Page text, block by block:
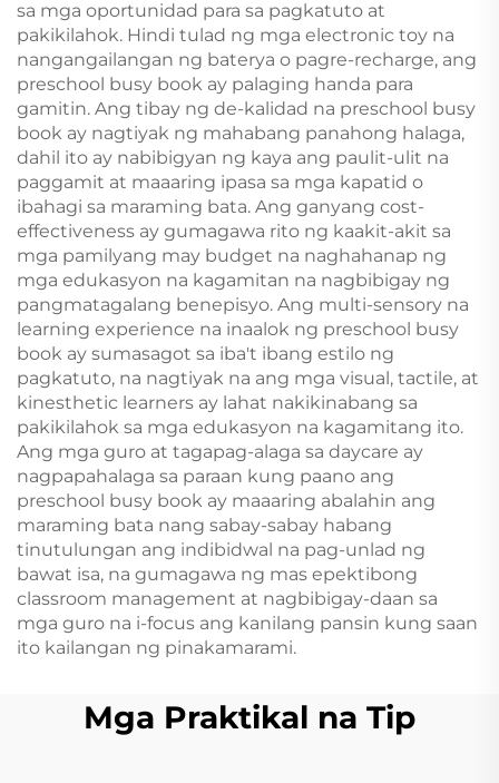
sa mga oportunidad para sa pagkatuto at
pakikilahok. Hindi tulad ng mga electronic toy na
nangangailangan ng baterya o pagre-recharge, ang
preschool busy book ay palaging handa para
gamitin. Ang tibay ng de-kalidad na preschool busy
book ay nagtiyak ng mahabang panahong halaga,
dahil ito ay nabibigyan ng kaya ang paulit-ulit na
paggamit at maaaring ipasa sa mga kapatid o
ibahagi sa maraming bata. Ang ganyang cost-
effectiveness ay gumagawa rito ng kaakit-akit sa
mga pamilyang may budget na naghahanap ng
mga edukasyon na kagamitan na nagbibigay ng
pangmatagalang benepisyo. Ang multi-sensory na
learning experience na inaalok ng preschool busy
book ay sumasagot sa iba't ibang estilo ng
pagkatuto, na nagtiyak na ang mga visual, tactile, at
kinesthetic learners ay lahat nakikinabang sa
pakikilahok sa mga edukasyon na kagamitang ito.
Ang mga guro at tagapag-alaga sa daycare ay
nagpapahalaga sa paraan kung paano ang
preschool busy book ay maaaring abalahin ang
maraming bata nang sabay-sabay habang
tinutulungan ang indibidwal na pag-unlad ng
bawat isa, na gumagawa ng mas epektibong
classroom management at nagbibigay-daan sa
mga guro na i-focus ang kanilang pansin kung saan
ito kailangan ng pinakamarami.
Mga Praktikal na Tip